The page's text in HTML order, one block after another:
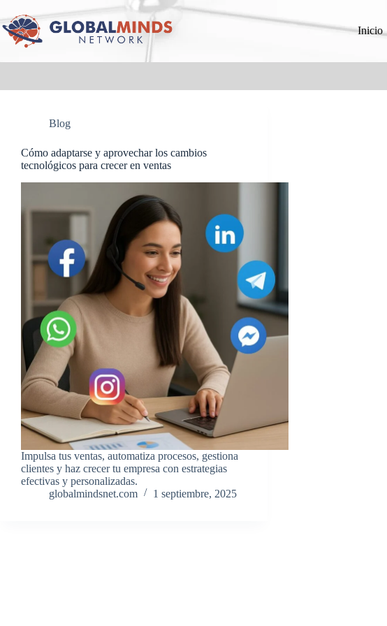
Inicio
Blog
Cómo adaptarse y aprovechar los cambios
tecnológicos para crecer en ventas
Impulsa tus ventas, automatiza procesos, gestiona
clientes y haz crecer tu empresa con estrategias
efectivas y personalizadas.
globalmindsnet.com
1 septiembre, 2025